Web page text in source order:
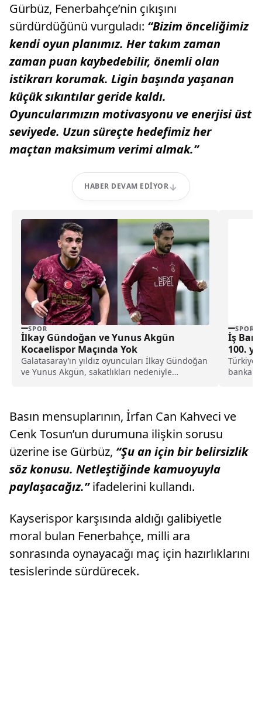
Gürbüz, Fenerbahçe’nin çıkışını
sürdürdüğünü vurguladı: “Bizim önceliğimiz
kendi oyun planımız. Her takım zaman
zaman puan kaybedebilir, önemli olan
istikrarı korumak. Ligin başında yaşanan
küçük sıkıntılar geride kaldı.
Oyuncularımızın motivasyonu ve enerjisi üst
seviyede. Uzun süreçte hedefimiz her
maçtan maksimum verimi almak.”
HABER DEVAM EDIYOR
SPOR
İlkay Gündoğan ve Yunus Akgün
Kocaelispor Maçında Yok
Galatasaray’ın yıldız oyuncuları İlkay Gündoğan
ve Yunus Akgün, sakatlıkları nedeniyle
SPOR
İş
100.
Türkiye
Basın mensuplarının, İrfan Can Kahveci ve
Cenk Tosun’un durumuna ilişkin sorusu
üzerine ise Gürbüz, “Şu an için bir belirsizlik
söz konusu. Netleştiğinde kamuoyuyla
paylaşacağız.” ifadelerini kullandı.
Kayserispor karşısında aldığı galibiyetle
moral bulan Fenerbahçe, milli ara
sonrasında oynayacağı maç için hazırlıklarını
tesislerinde sürdürecek.